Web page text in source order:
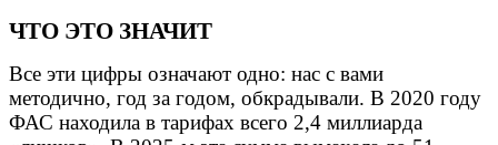
ЧТО ЭТО ЗНАЧИТ
Все эти цифры означают одно: нас с вами
методично, год за годом, обкрадывали. В 2020 году
ФАС находила в тарифах всего 2,4 миллиарда